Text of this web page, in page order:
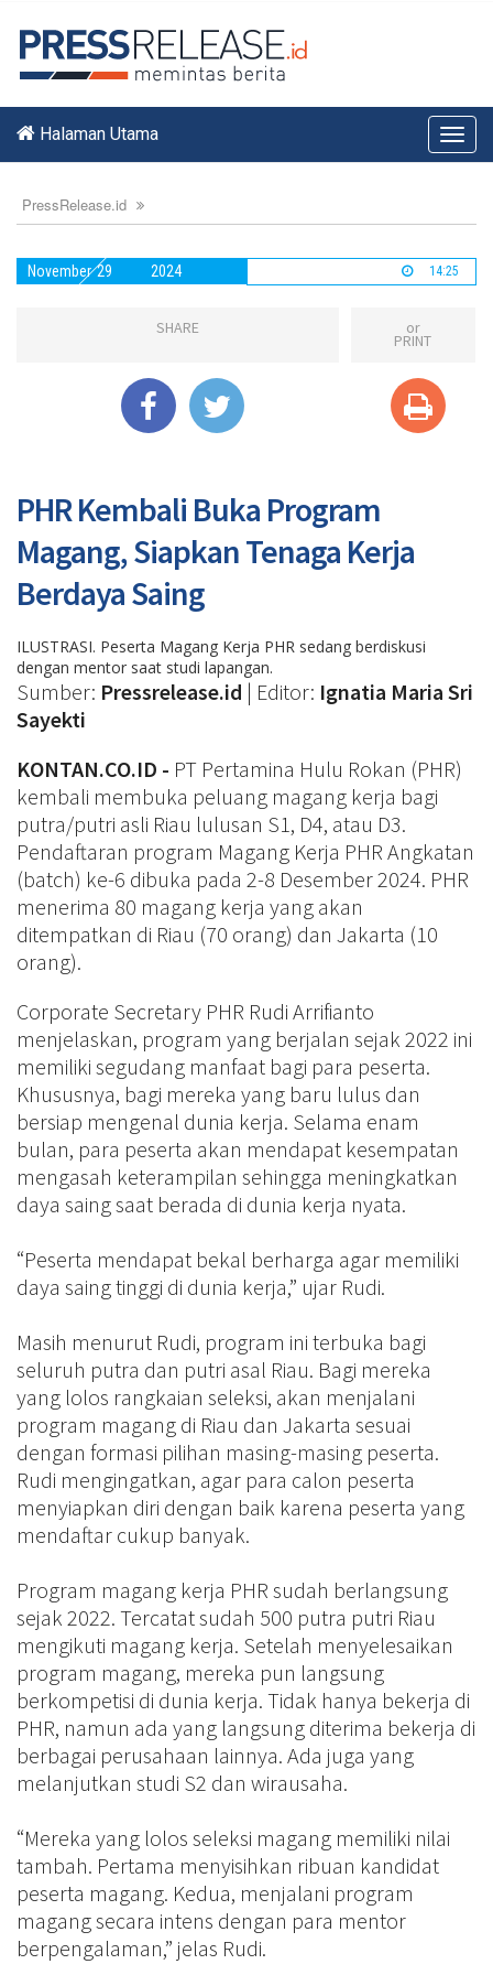
Halaman Utama
PressRelease.id
November 29 2024 14:25
SHARE or
PRINT
PHR Kembali Buka Program
Magang, Siapkan Tenaga Kerja
Berdaya Saing
ILUSTRASI. Peserta Magang Kerja PHR sedang berdiskusi
dengan mentor saat studi lapangan.
Sumber: Pressrelease.id | Editor: Ignatia Maria Sri
Sayekti
KONTAN.CO.ID - PT Pertamina Hulu Rokan (PHR)
kembali membuka peluang magang kerja bagi
putra/putri asli Riau lulusan S1, D4, atau D3.
Pendaftaran program Magang Kerja PHR Angkatan
(batch) ke-6 dibuka pada 2-8 Desember 2024. PHR
menerima 80 magang kerja yang akan
ditempatkan di Riau (70 orang) dan Jakarta (10
orang).
Corporate Secretary PHR Rudi Arrifianto
menjelaskan, program yang berjalan sejak 2022 ini
memiliki segudang manfaat bagi para peserta.
Khususnya, bagi mereka yang baru lulus dan
bersiap mengenal dunia kerja. Selama enam
bulan, para peserta akan mendapat kesempatan
mengasah keterampilan sehingga meningkatkan
daya saing saat berada di dunia kerja nyata.
“Peserta mendapat bekal berharga agar memiliki
daya saing tinggi di dunia kerja,” ujar Rudi.
Masih menurut Rudi, program ini terbuka bagi
seluruh putra dan putri asal Riau. Bagi mereka
yang lolos rangkaian seleksi, akan menjalani
program magang di Riau dan Jakarta sesuai
dengan formasi pilihan masing-masing peserta.
Rudi mengingatkan, agar para calon peserta
menyiapkan diri dengan baik karena peserta yang
mendaftar cukup banyak.
Program magang kerja PHR sudah berlangsung
sejak 2022. Tercatat sudah 500 putra putri Riau
mengikuti magang kerja. Setelah menyelesaikan
program magang, mereka pun langsung
berkompetisi di dunia kerja. Tidak hanya bekerja di
PHR, namun ada yang langsung diterima bekerja di
berbagai perusahaan lainnya. Ada juga yang
melanjutkan studi S2 dan wirausaha.
“Mereka yang lolos seleksi magang memiliki nilai
tambah. Pertama menyisihkan ribuan kandidat
peserta magang. Kedua, menjalani program
magang secara intens dengan para mentor
berpengalaman,” jelas Rudi.